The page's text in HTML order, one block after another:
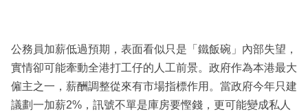
公務員加薪低過預期，表面看似只是「鐵飯碗」內部失望，
實情卻可能牽動全港打工仔的人工前景。政府作為本港最大
僱主之一，薪酬調整從來有市場指標作用。當政府今年只建
議劃一加薪2%，訊號不單是庫房要慳錢，更可能變成私人